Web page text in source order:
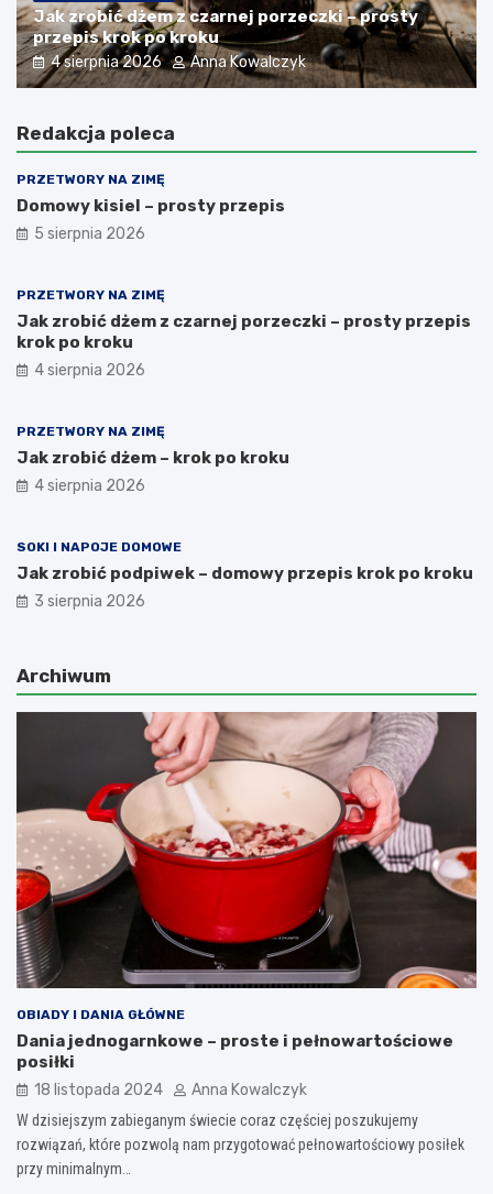
Jak zrobić dżem z czarnej porzeczki – prosty
przepis krok po kroku
4 sierpnia 2026 Anna Kowalczyk
Redakcja poleca
PRZETWORY NA ZIMĘ
Domowy kisiel – prosty przepis
5 sierpnia 2026
PRZETWORY NA ZIMĘ
Jak zrobić dżem z czarnej porzeczki – prosty przepis
krok po kroku
4 sierpnia 2026
PRZETWORY NA ZIMĘ
Jak zrobić dżem – krok po kroku
4 sierpnia 2026
SOKI I NAPOJE DOMOWE
Jak zrobić podpiwek – domowy przepis krok po kroku
3 sierpnia 2026
Archiwum
OBIADY I DANIA GŁÓWNE
Dania jednogarnkowe – proste i pełnowartościowe
posiłki
18 listopada 2024 Anna Kowalczyk
W dzisiejszym zabieganym świecie coraz częściej poszukujemy
rozwiązań, które pozwolą nam przygotować pełnowartościowy posiłek
przy minimalnym…